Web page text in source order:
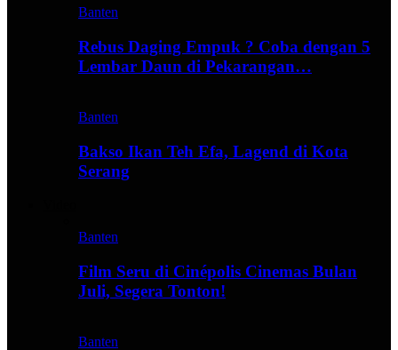
Banten
Rebus Daging Empuk ? Coba dengan 5
Lembar Daun di Pekarangan…
Banten
Bakso Ikan Teh Efa, Lagend di Kota
Serang
Banten
Film Seru di Cinépolis Cinemas Bulan
Juli, Segera Tonton!
Banten